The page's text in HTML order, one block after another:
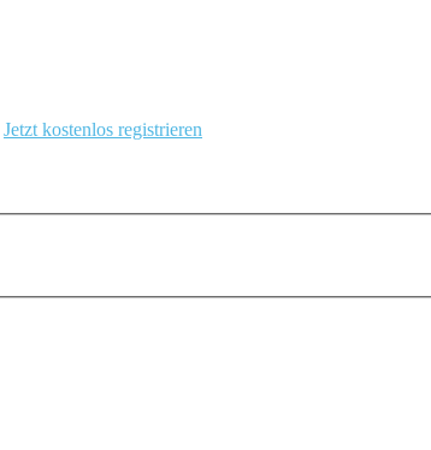
Jetzt kostenlos registrieren